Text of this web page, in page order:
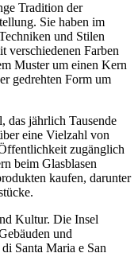
Tradition der
Sie haben im
und Stilen
verschiedenen Farben
Muster um einen Kern
gedrehten Form um
das jährlich Tausende
eine Vielzahl von
zugänglich
beim Glasblasen
kaufen, darunter
Kultur. Die Insel
und
Santa Maria e San